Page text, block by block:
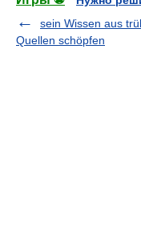
sein Wissen aus
Quellen schöpfen